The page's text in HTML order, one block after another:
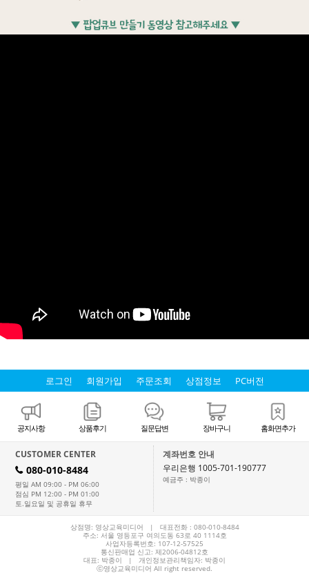
로그인 회원가입 주문조회 상점정보 PC버전
공지사항 상품후기 질문답변 장바구니 홈화면추가
CUSTOMER CENTER
H 080-010-8484
평일 AM 09:00 - PM 06:00
점심 PM 12:00 - PM 01:00
토.일요일 및 공휴일 휴무
계좌번호 안내
우리은행 1005-701-190777
예금주 : 박종이
상점명: 영상교육미디어 | 대표전화 : 080-010-8484
주소: 서울 영등포구 여의도동 63로 40 1114호
사업자등록번호: 107-12-57525
통신판매업 신고: 제2006-04812호
대표: 박종이 | 개인정보관리책임자: 박종이
ⓒ영상교육미디어 All right reserved.